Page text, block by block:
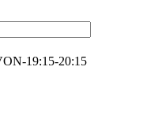
19:15-20:15